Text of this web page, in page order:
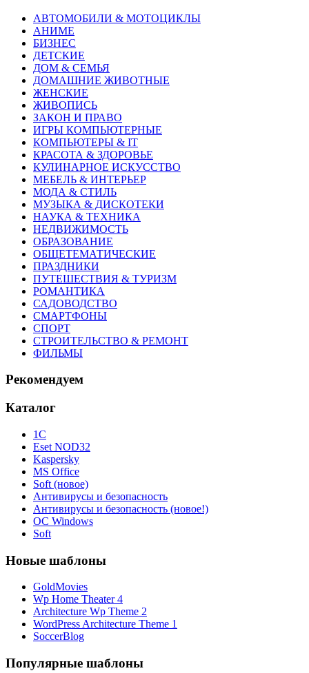
АВТОМОБИЛИ & МОТОЦИКЛЫ
АНИМЕ
БИЗНЕС
ДЕТСКИЕ
ДОМ & СЕМЬЯ
ДОМАШНИЕ ЖИВОТНЫЕ
ЖЕНСКИЕ
ЖИВОПИСЬ
ЗАКОН И ПРАВО
ИГРЫ КОМПЬЮТЕРНЫЕ
КОМПЬЮТЕРЫ & IT
КРАСОТА & ЗДОРОВЬЕ
КУЛИНАРНОЕ ИСКУССТВО
МЕБЕЛЬ & ИНТЕРЬЕР
МОДА & СТИЛЬ
МУЗЫКА & ДИСКОТЕКИ
НАУКА & ТЕХНИКА
НЕДВИЖИМОСТЬ
ОБРАЗОВАНИЕ
ОБЩЕТЕМАТИЧЕСКИЕ
ПРАЗДНИКИ
ПУТЕШЕСТВИЯ & ТУРИЗМ
РОМАНТИКА
САДОВОДСТВО
СМАРТФОНЫ
СПОРТ
СТРОИТЕЛЬСТВО & РЕМОНТ
ФИЛЬМЫ
Рекомендуем
Каталог
1С
Eset NOD32
Kaspersky
MS Office
Soft (новое)
Антивирусы и безопасность
Антивирусы и безопасность (новое!)
ОС Windows
Soft
Новые шаблоны
GoldMovies
Wp Home Theater 4
Architecture Wp Theme 2
WordPress Architecture Theme 1
SoccerBlog
Популярные шаблоны